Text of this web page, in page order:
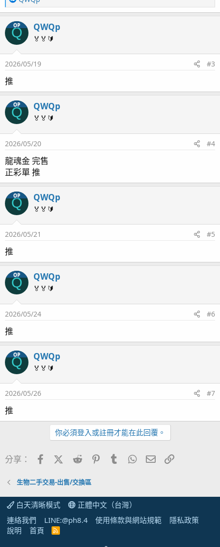
e
c
t
i
o
n
OP
Q QWQp
🏅🏅🔰
2026/05/19 #3
推
OP
Q QWQp
🏅🏅🔰
2026/05/20 #4
龍魂金 完售
正彩單 推
OP
Q QWQp
🏅🏅🔰
2026/05/21 #5
推
OP
Q QWQp
🏅🏅🔰
2026/05/24 #6
推
OP
Q QWQp
🏅🏅🔰
2026/05/26 #7
推
你必須登入或註冊才能在此回覆。
分享： FacebookX (Twitter)
Reddit PinterestTumblrWhatsApp電子郵件
生物二手交易-出售/交換區
白天清晰模式
正體中文（台灣）
連絡我們
LINE:@ph8.4 使用條款與網站規範
隱私政策
說明
首頁
R